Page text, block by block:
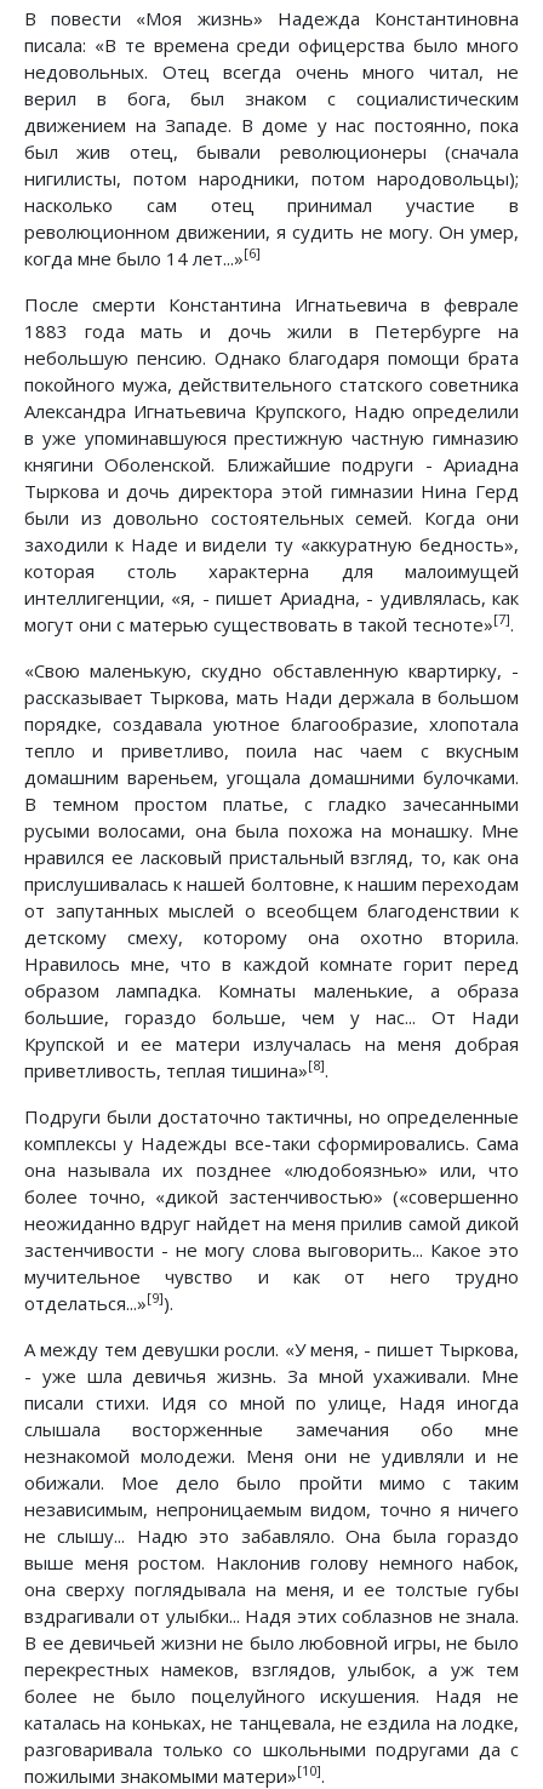
В повести «Моя жизнь» Надежда Константиновна
писала: «В те времена среди офицерства было много
недовольных. Отец всегда очень много читал, не
верил в бога, был знаком с социалистическим
движением на Западе. В доме у нас постоянно, пока
был жив отец, бывали революционеры (сначала
нигилисты, потом народники, потом народовольцы);
насколько сам отец принимал участие в
революционном движении, я судить не могу. Он умер,
когда мне было 14 лет...»[6]
После смерти Константина Игнатьевича в феврале
1883 года мать и дочь жили в Петербурге на
небольшую пенсию. Однако благодаря помощи брата
покойного мужа, действительного статского советника
Александра Игнатьевича Крупского, Надю определили
в уже упоминавшуюся престижную частную гимназию
княгини Оболенской. Ближайшие подруги - Ариадна
Тыркова и дочь директора этой гимназии Нина Герд
были из довольно состоятельных семей. Когда они
заходили к Наде и видели ту «аккуратную бедность»,
которая столь характерна для малоимущей
интеллигенции, «я, - пишет Ариадна, - удивлялась, как
могут они с матерью существовать в такой тесноте»[7].
«Свою маленькую, скудно обставленную квартирку, -
рассказывает Тыркова, мать Нади держала в большом
порядке, создавала уютное благообразие, хлопотала
тепло и приветливо, поила нас чаем с вкусным
домашним вареньем, угощала домашними булочками.
В темном простом платье, с гладко зачесанными
русыми волосами, она была похожа на монашку. Мне
нравился ее ласковый пристальный взгляд, то, как она
прислушивалась к нашей болтовне, к нашим переходам
от запутанных мыслей о всеобщем благоденствии к
детскому смеху, которому она охотно вторила.
Нравилось мне, что в каждой комнате горит перед
образом лампадка. Комнаты маленькие, а образа
большие, гораздо больше, чем у нас... От Нади
Крупской и ее матери излучалась на меня добрая
приветливость, теплая тишина»[8].
Подруги были достаточно тактичны, но определенные
комплексы у Надежды все-таки сформировались. Сама
она называла их позднее «людобоязнью» или, что
более точно, «дикой застенчивостью» («совершенно
неожиданно вдруг найдет на меня прилив самой дикой
застенчивости - не могу слова выговорить... Какое это
мучительное чувство и как от него трудно
отделаться...»[9]).
А между тем девушки росли. «У меня, - пишет Тыркова,
- уже шла девичья жизнь. За мной ухаживали. Мне
писали стихи. Идя со мной по улице, Надя иногда
слышала восторженные замечания обо мне
незнакомой молодежи. Меня они не удивляли и не
обижали. Мое дело было пройти мимо с таким
независимым, непроницаемым видом, точно я ничего
не слышу... Надю это забавляло. Она была гораздо
выше меня ростом. Наклонив голову немного набок,
она сверху поглядывала на меня, и ее толстые губы
вздрагивали от улыбки... Надя этих соблазнов не знала.
В ее девичьей жизни не было любовной игры, не было
перекрестных намеков, взглядов, улыбок, а уж тем
более не было поцелуйного искушения. Надя не
каталась на коньках, не танцевала, не ездила на лодке,
разговаривала только со школьными подругами да с
пожилыми знакомыми матери»[10].